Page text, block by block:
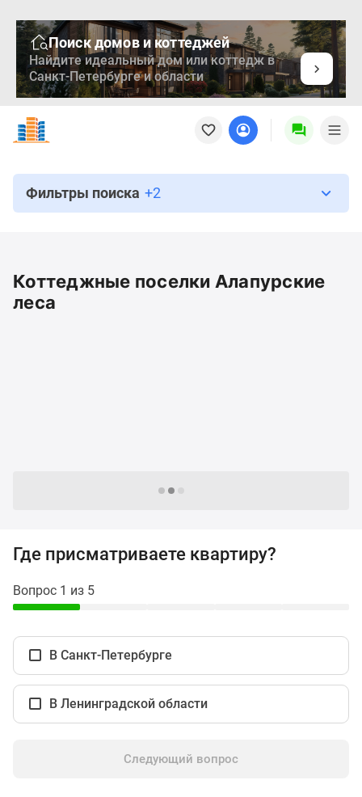
Поиск домов и коттеджей
Найдите идеальный дом или коттедж в
Санкт-Петербурге и области
Новостройки
Квартиры
Медиа
проекте
сайте
Vk
Машино-
Специальные
Апартаменты
Новостройки
карте
Фильтры поиска +2
Коттеджные поселки Алапурские
леса
Следующие -24 поселка
Где присматриваете квартиру?
Вопрос 1 из 5
В Санкт-Петербурге
В Ленинградской области
Следующий вопрос